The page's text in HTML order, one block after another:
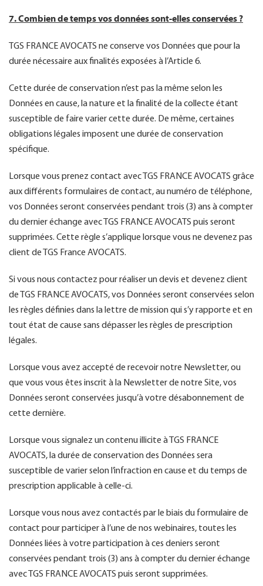
7. Combien de temps vos données sont-elles conservées ?
TGS FRANCE AVOCATS ne conserve vos Données que pour la
durée nécessaire aux finalités exposées à l’Article 6.
Cette durée de conservation n’est pas la même selon les
Données en cause, la nature et la finalité de la collecte étant
susceptible de faire varier cette durée. De même, certaines
obligations légales imposent une durée de conservation
spécifique.
Lorsque vous prenez contact avec TGS FRANCE AVOCATS grâce
aux différents formulaires de contact, au numéro de téléphone,
vos Données seront conservées pendant trois (3) ans à compter
du dernier échange avec TGS FRANCE AVOCATS puis seront
supprimées. Cette règle s’applique lorsque vous ne devenez pas
client de TGS France AVOCATS.
Si vous nous contactez pour réaliser un devis et devenez client
de TGS FRANCE AVOCATS, vos Données seront conservées selon
les règles définies dans la lettre de mission qui s’y rapporte et en
tout état de cause sans dépasser les règles de prescription
légales.
Lorsque vous avez accepté de recevoir notre Newsletter, ou
que vous vous êtes inscrit à la Newsletter de notre Site, vos
Données seront conservées jusqu’à votre désabonnement de
cette dernière.
Lorsque vous signalez un contenu illicite à TGS FRANCE
AVOCATS, la durée de conservation des Données sera
susceptible de varier selon l’infraction en cause et du temps de
prescription applicable à celle-ci.
Lorsque vous nous avez contactés par le biais du formulaire de
contact pour participer à l’une de nos webinaires, toutes les
Données liées à votre participation à ces deniers seront
conservées pendant trois (3) ans à compter du dernier échange
avec TGS FRANCE AVOCATS puis seront supprimées.